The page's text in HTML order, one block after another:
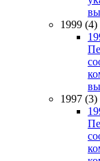
1999 (4)
1997 (3)